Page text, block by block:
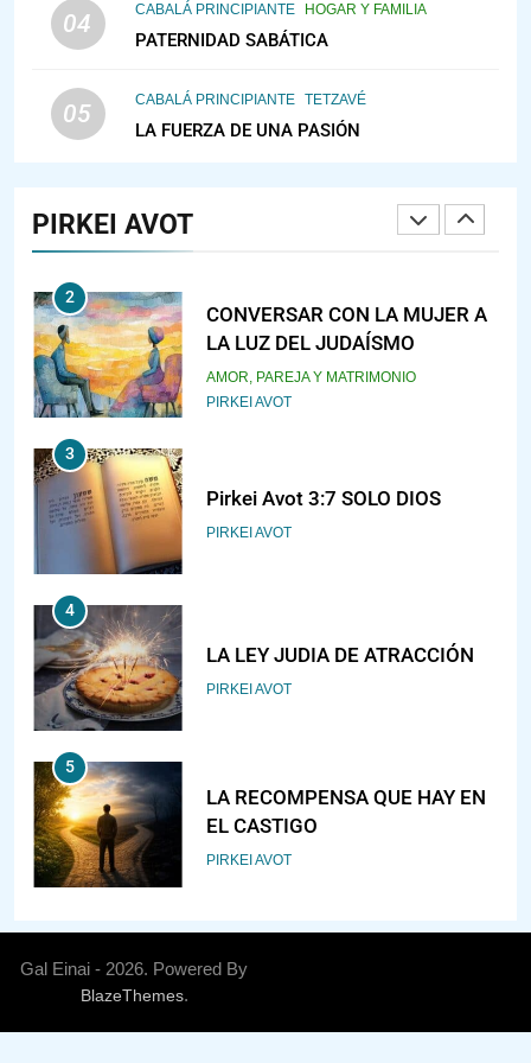
04 CABALÁ PRINCIPIANTE HOGAR Y FAMILIA
PATERNIDAD SABÁTICA
05 CABALÁ PRINCIPIANTE TETZAVÉ
LA FUERZA DE UNA PASIÓN
PIRKEI AVOT
VEAMOS ¿POR QUÉ
IEHOSHÚA? Y LA QUEJA DE LAS
1
2
CONVERSAR CON LA MUJER A
LA LUZ DEL JUDAÍSMO
AMOR, PAREJA Y MATRIMONIO
PIRKEI AVOT
3
Pirkei Avot 3:7 SOLO DIOS
PIRKEI AVOT
4
LA LEY JUDIA DE ATRACCIÓN
PIRKEI AVOT
5
LA RECOMPENSA QUE HAY EN
EL CASTIGO
PIRKEI AVOT
¿DE DÓNDE VIENES?
Gal Einai - 2026. Powered By
BlazeThemes.